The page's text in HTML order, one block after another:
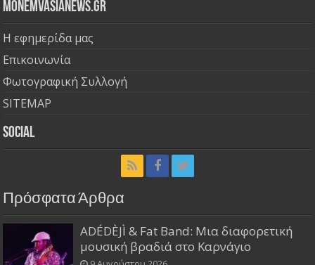
Monemvasianews.gr
Η εφημερίδα μας
Επικοινωνία
Φωτογραφική Συλλογή
SITEMAP
Social
Πρόσφατα Άρθρα
ADÉDÈJÌ & Fat Band: Μια διαφορετική
μουσική βραδιά στο Καρνάγιο